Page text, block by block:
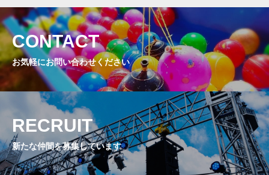
CONTACT
お気軽にお問い合わせください
RECRUIT
新たな仲間を募集しています